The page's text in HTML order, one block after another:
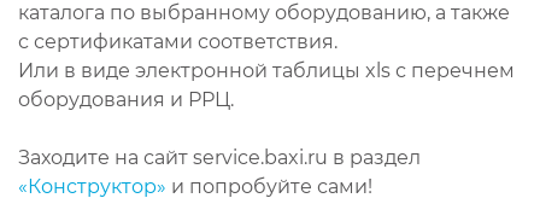
каталога по выбранному оборудованию, а также
с сертификатами соответствия.
Или в виде электронной таблицы xls с перечнем
оборудования и РРЦ.
Заходите на сайт service.baxi.ru в раздел
«Конструктор» и попробуйте сами!